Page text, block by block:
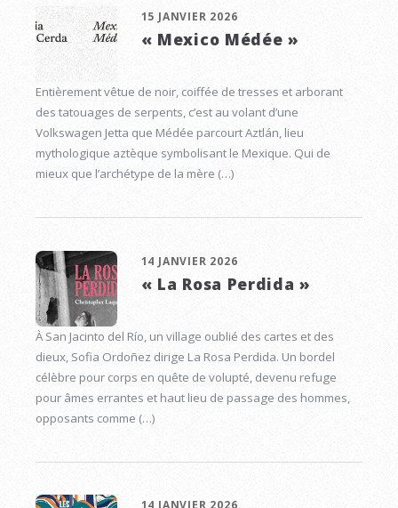
15 JANVIER 2026
« Mexico Médée »
Entièrement vêtue de noir, coiffée de tresses et arborant
des tatouages de serpents, c’est au volant d’une
Volkswagen Jetta que Médée parcourt Aztlán, lieu
mythologique aztèque symbolisant le Mexique. Qui de
mieux que l’archétype de la mère (…)
14 JANVIER 2026
« La Rosa Perdida »
À San Jacinto del Río, un village oublié des cartes et des
dieux, Sofia Ordoñez dirige La Rosa Perdida. Un bordel
célèbre pour corps en quête de volupté, devenu refuge
pour âmes errantes et haut lieu de passage des hommes,
opposants comme (…)